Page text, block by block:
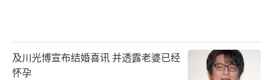
及川光博宣布结婚喜讯 并透露老婆已经
怀孕